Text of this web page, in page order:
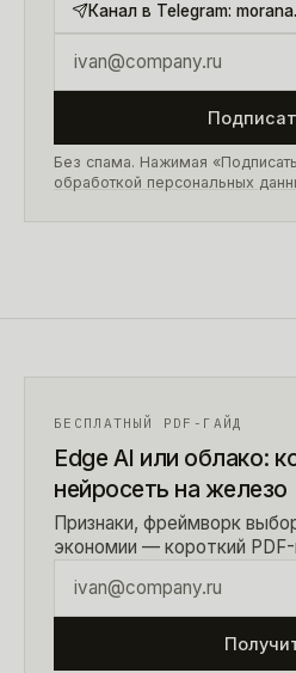
Канал в Telegram:
Без спама. Нажимая
обработкой персональных
БЕСПЛАТНЫЙ PDF-ГАЙД
Edge AI или облако:
нейросеть на железо
Признаки, фреймворк
экономии — короткий PDF-